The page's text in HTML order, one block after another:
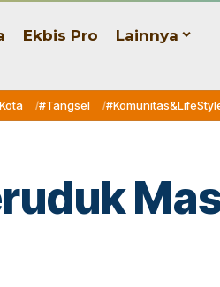
Ekbis Pro Lainnya
#Tangsel